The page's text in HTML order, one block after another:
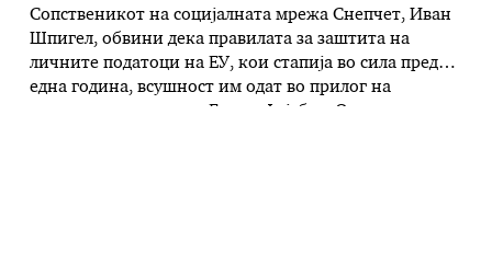
Сопственикот на социјалната мрежа Снепчет, Иван
Шпигел, обвини дека правилата за заштита на
личните податоци на ЕУ, кои стапија во сила пред
една година, всушност им одат во прилог на